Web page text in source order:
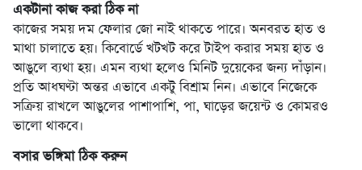
একটানা কাজ করা ঠিক না
কাজের সময় দম ফেলার জো নাই থাকতে পারে। অনবরত হাত ও
মাথা চালাতে হয়। কিবোর্ডে খটখট করে টাইপ করার সময় হাত ও
আঙুলে ব্যথা হয়। এমন ব্যথা হলেও মিনিট দুয়েকের জন্য দাঁড়ান।
প্রতি আধঘণ্টা অন্তর এভাবে একটু বিশ্রাম নিন। এভাবে নিজেকে
সক্রিয় রাখলে আঙুলের পাশাপাশি, পা, ঘাড়ের জয়েন্ট ও কোমরও
ভালো থাকবে।
বসার ভঙ্গিমা ঠিক করুন